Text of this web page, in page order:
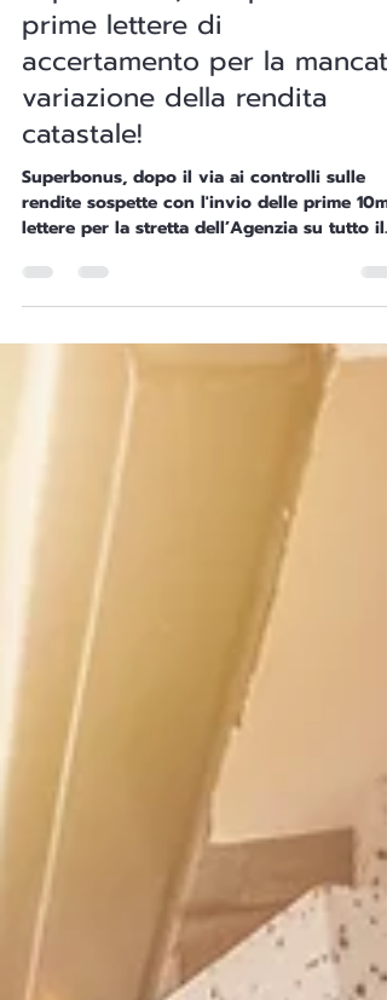
SUPERBONUS ED AGGIORNAMENTO RENDITA
Superbonus, recapitate le
prime lettere di
accertamento per la mancata
variazione della rendita
catastale!
Superbonus, dopo il via ai controlli sulle
rendite sospette con l'invio delle prime
2025 con il provvedimento dell'Agenzia
documento), sono arrivate le prima lettere di
compliance ai contribuenti inadempienti. Se
Entrate può procedere d'ufficio e s